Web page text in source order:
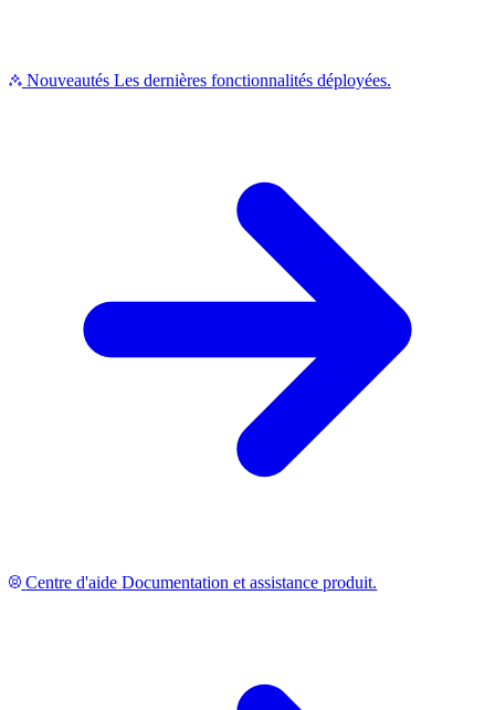
Nouveautés Les dernières fonctionnalités déployées.
Centre d'aide Documentation et assistance produit.